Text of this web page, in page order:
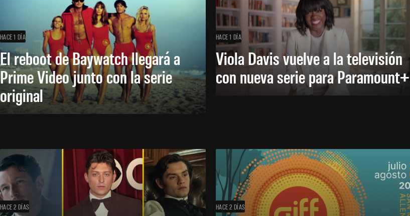
HACE 1 DÍA
El reboot de Baywatch llegará a
Prime Video junto con la serie
original
HACE 1 DÍA
Viola Davis vuelve a la televisión
con nueva serie para Paramount+
HACE 2 DÍAS HACE 2 DÍAS